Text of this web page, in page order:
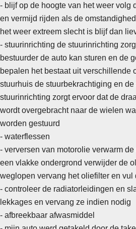
- blijf op de hoogte van het weer volg
en vermijd rijden als de
het weer extreem slecht is blijf dan
- stuurinrichting de stuurinrichting
bestuurder de auto kan sturen en de
bepalen het bestaat uit verschillende
stuurhuis de stuurbekrachtiging en
stuurinrichting zorgt ervoor dat de
wordt overgebracht naar de wielen
worden gestuurd
- waterflessen
- verversen van motorolie verwarm
een vlakke ondergrond verwijder de
weglopen vervang het oliefilter en vul
- controleer de radiatorleidingen en
lekkages en vervang ze indien nodig
- afbreekbaar afwasmiddel